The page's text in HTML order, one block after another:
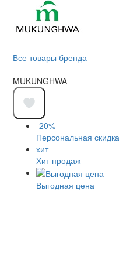
Все товары бренда
MUKUNGHWA
-20%
Персональная скидка
хит
Хит продаж
Выгодная цена